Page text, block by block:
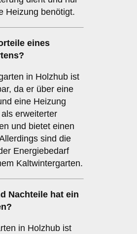
Heizung benötigt.
eines
?
in Holzhub ist
da er über eine
eine Heizung
erweiterter
und bietet einen
sind die
Energiebedarf
Kaltwintergarten.
Nachteile hat ein
?
in Holzhub ist